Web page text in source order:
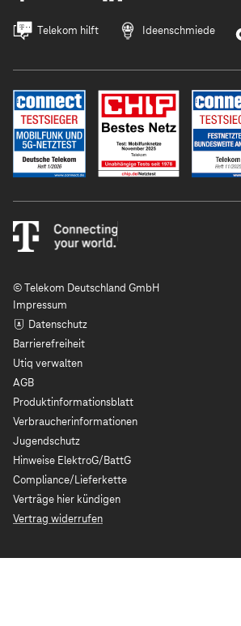
Telekom hilft Ideenschmiede
© Telekom Deutschland GmbH
Impressum
Datenschutz
Barrierefreiheit
Utiq verwalten
AGB
Produktinformationsblatt
Verbraucherinformationen
Jugendschutz
Hinweise ElektroG/BattG
Compliance/Lieferkette
Verträge hier kündigen
Vertrag widerrufen